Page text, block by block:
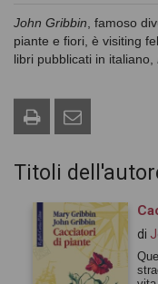
John Gribbin , famoso
piante e fiori, è visiting
libri pubblicati in italiano,
Titoli
di